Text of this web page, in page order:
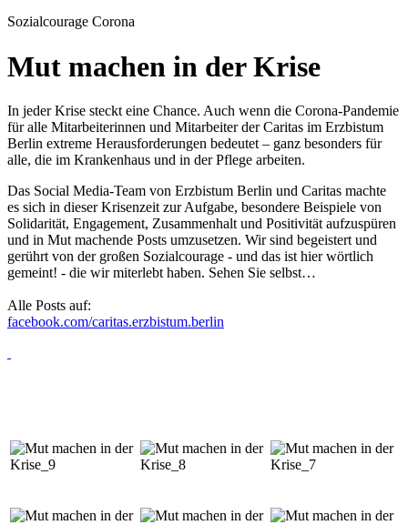
Sozialcourage Corona
Mut machen in der Krise
In jeder Krise steckt eine Chance. Auch wenn die Corona-Pandemie
für alle Mitarbeiterinnen und Mitarbeiter der Caritas im Erzbistum
Berlin extreme Herausforderungen bedeutet – ganz besonders für
alle, die im Krankenhaus und in der Pflege arbeiten.
Das Social Media-Team von Erzbistum Berlin und Caritas machte
es sich in dieser Krisenzeit zur Aufgabe, besondere Beispiele von
Solidarität, Engagement, Zusammenhalt und Positivität aufzuspüren
und in Mut machende Posts umzusetzen. Wir sind begeistert und
gerührt von der großen Sozialcourage - und das ist hier wörtlich
gemeint! - die wir miterlebt haben. Sehen Sie selbst…
Alle Posts auf:
facebook.com/caritas.erzbistum.berlin